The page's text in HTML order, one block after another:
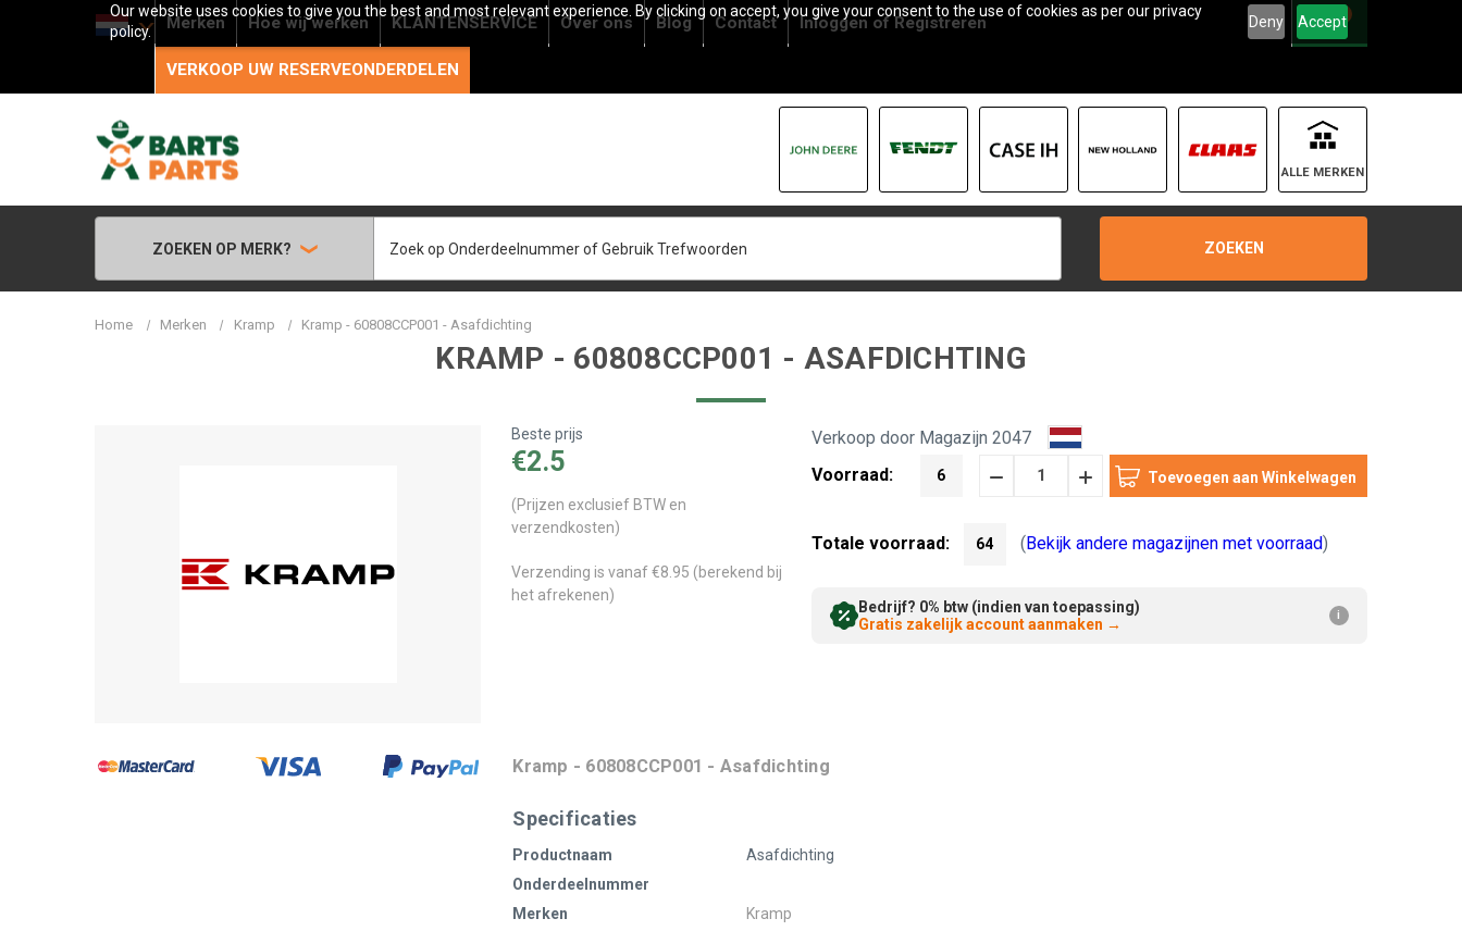
Our website uses cookies to give you the best and most relevant experience. By clicking on accept, you give your consent to the use of cookies as per our privacy
policy.
Deny Accept
Merken Hoe wij werken KLANTENSERVICE Over ons Blog Contact InloggenofRegistreren
VERKOOP UW RESERVEONDERDELEN
0
ALLE MERKEN
ZOEKEN OP MERK?
ZOEKEN
Home Merken Kramp Kramp - 60808CCP001 - Asafdichting
KRAMP - 60808CCP001 - ASAFDICHTING
Beste prijs
€2.5
(Prijzen exclusief BTW en
verzendkosten)
Verzending is vanaf €8.95 (berekend bij
het afrekenen)
Verkoop door Magazijn 2047
Voorraad:
6 HoeveelheidHoeveelheid
Totale voorraad: 64 (Bekijk andere magazijnen met voorraad)
Bedrijf? 0% btw (indien van toepassing)
Gratis zakelijk account aanmaken → i
Kramp - 60808CCP001 - Asafdichting
Specificaties
Productnaam
Asafdichting
Onderdeelnummer
Merken
Kramp